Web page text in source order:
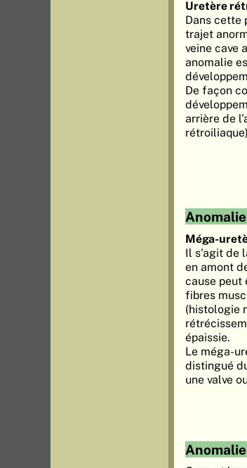
Uretère
Dans cette
trajet
veine cave
anomalie
De façon
arrière de
Méga-
Il s'agit de
en amont
cause peut
fibres
(histologie
épaissie.
Le méga-
distingué
une valve